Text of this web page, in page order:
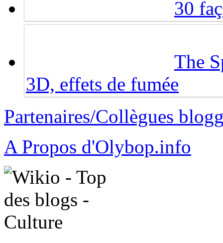
30
The
3D, effets de fumée
Partenaires/Collègues
A Propos d'Olybop.info